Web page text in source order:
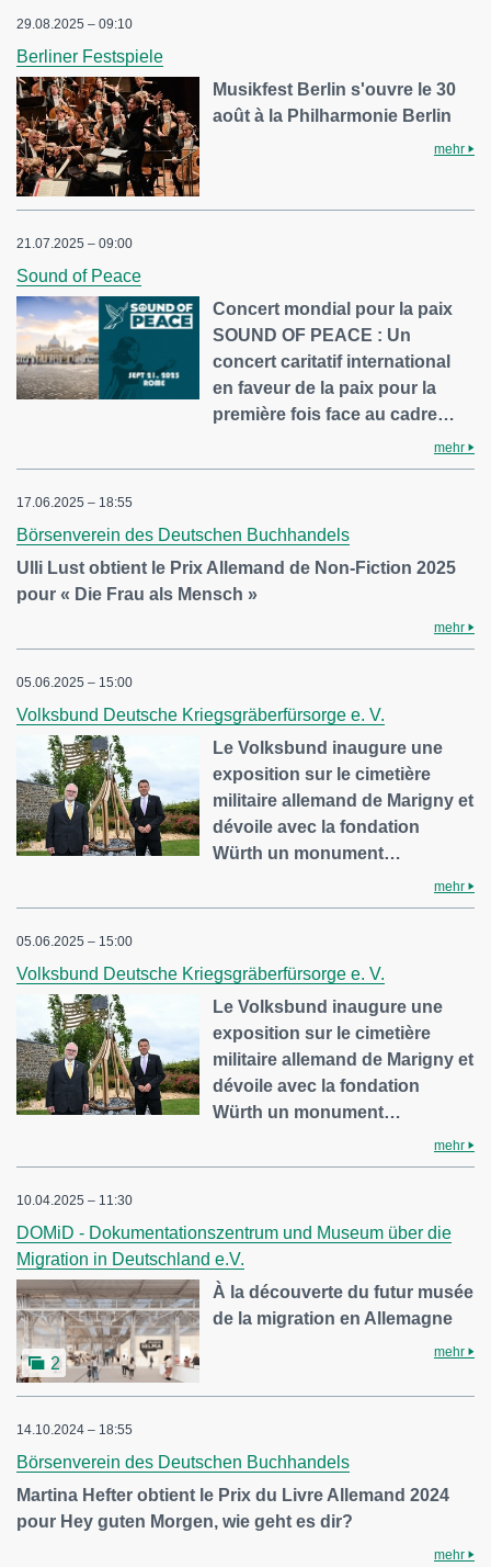
29.08.2025 – 09:10
Berliner Festspiele
Musikfest Berlin s'ouvre le 30
août à la Philharmonie Berlin
mehr
21.07.2025 – 09:00
Sound of Peace
Concert mondial pour la paix
SOUND OF PEACE : Un
concert caritatif international
en faveur de la paix pour la
première fois face au cadre…
mehr
17.06.2025 – 18:55
Börsenverein des Deutschen Buchhandels
Ulli Lust obtient le Prix Allemand de Non-Fiction 2025
pour « Die Frau als Mensch »
mehr
05.06.2025 – 15:00
Volksbund Deutsche Kriegsgräberfürsorge e. V.
Le Volksbund inaugure une
exposition sur le cimetière
militaire allemand de Marigny et
dévoile avec la fondation
Würth un monument…
mehr
05.06.2025 – 15:00
Volksbund Deutsche Kriegsgräberfürsorge e. V.
Le Volksbund inaugure une
exposition sur le cimetière
militaire allemand de Marigny et
dévoile avec la fondation
Würth un monument…
mehr
10.04.2025 – 11:30
DOMiD - Dokumentationszentrum und Museum über die
Migration in Deutschland e.V.
2
À la découverte du futur musée
de la migration en Allemagne
mehr
14.10.2024 – 18:55
Börsenverein des Deutschen Buchhandels
Martina Hefter obtient le Prix du Livre Allemand 2024
pour Hey guten Morgen, wie geht es dir?
mehr